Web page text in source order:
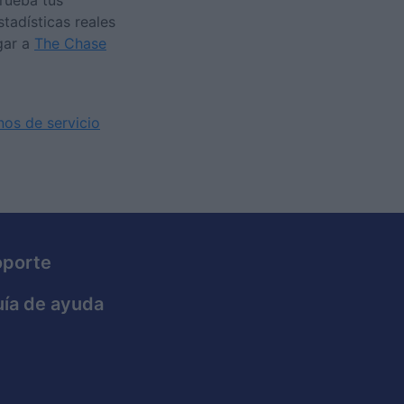
reales
a The Chase
de servicio
de ayuda